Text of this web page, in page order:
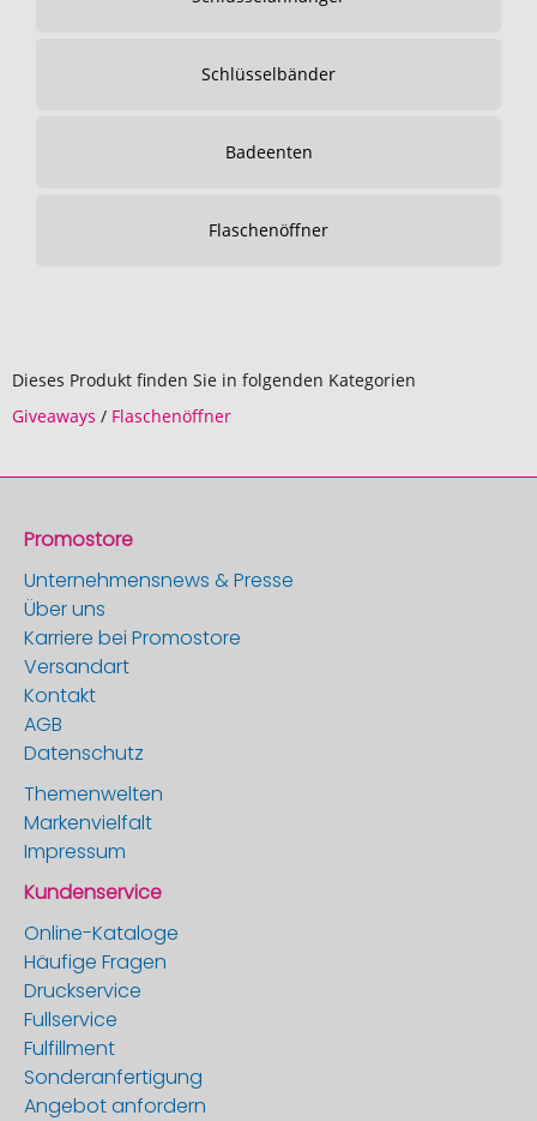
Schlüsselbänder
Badeenten
Flaschenöffner
Dieses Produkt finden Sie in folgenden Kategorien
Giveaways / Flaschenöffner
Promostore
Unternehmensnews & Presse
Über uns
Karriere bei Promostore
Versandart
Kontakt
AGB
Datenschutz
Themenwelten
Markenvielfalt
Impressum
Kundenservice
Online-Kataloge
Häufige Fragen
Druckservice
Fullservice
Fulfillment
Sonderanfertigung
Angebot anfordern